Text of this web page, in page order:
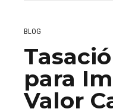
BLOG
para
Valor